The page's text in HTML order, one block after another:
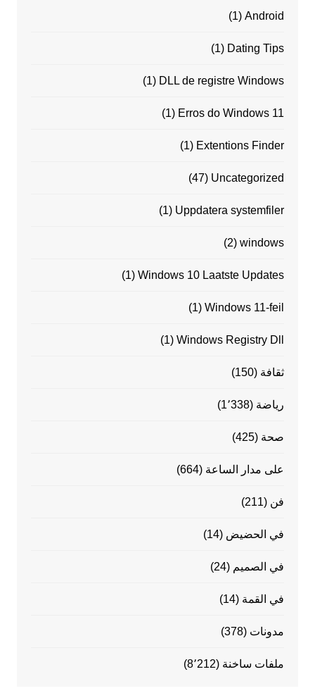
Android
(1)
Dating Tips
(1)
DLL de registre Windows
(1)
Erros do Windows 11
(1)
Extentions Finder
(1)
Uncategorized
(47)
Uppdatera systemfiler
(1)
windows
(2)
Windows 10 Laatste Updates
(1)
Windows 11-feil
(1)
Windows Registry Dll
(1)
ثقافة (150)
رياضة (1٬338)
صحة (425)
على مدار الساعة (664)
فن (211)
في الحضيض (14)
في الصميم (24)
في القمة (14)
مدونات (378)
ملفات ساخنة (8٬212)